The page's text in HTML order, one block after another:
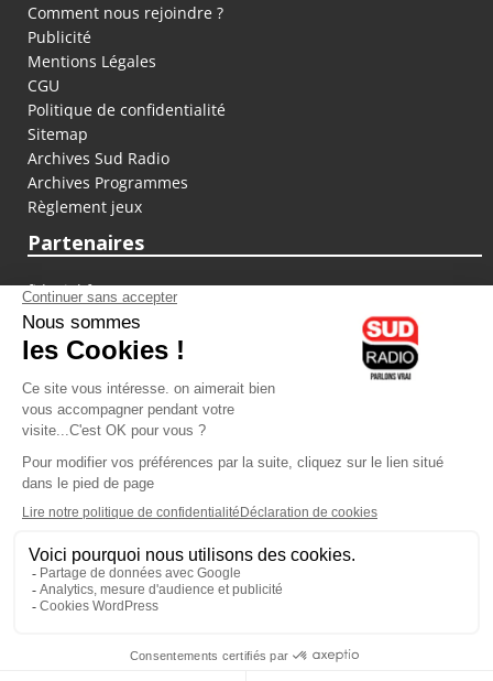
Comment nous rejoindre ?
Publicité
Mentions Légales
CGU
Politique de confidentialité
Sitemap
Archives Sud Radio
Archives Programmes
Règlement jeux
Partenaires
fiducial.fr
lyoncapitale.fr
olympique-et-lyonnais.com
L'application Iphone / Android
Téléchargez l'application
Les cookies
Gestion des cookies
Crédit photos : ©Sud Radio / Pierre Olivier
12H00
12H00 - 13H00